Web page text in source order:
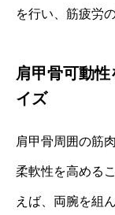
を行い、筋疲労
肩甲骨可動
イズ
肩甲骨周囲の筋
柔軟性を高める
えば、両腕を組